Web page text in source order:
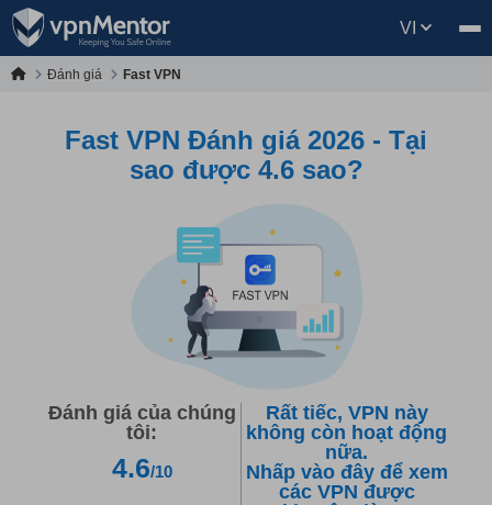
VI
Đánh giá Fast VPN
Fast VPN Đánh giá 2026 - Tại
sao được 4.6 sao?
Đánh giá của chúng
tôi:
4.6/10
Rất tiếc, VPN này
không còn hoạt động
nữa.
Nhấp vào đây để xem
các VPN được